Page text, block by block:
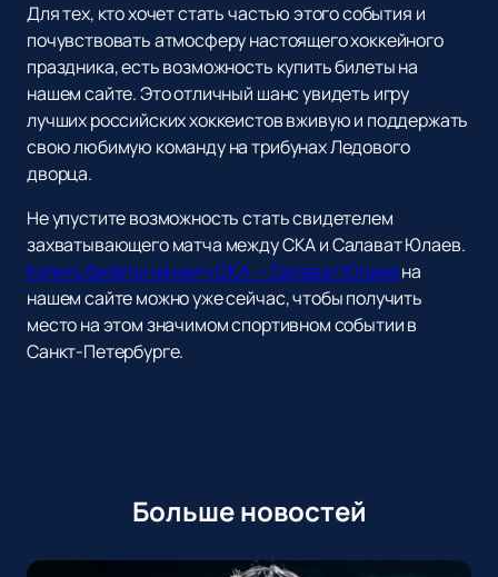
Для тех, кто хочет стать частью этого события и
почувствовать атмосферу настоящего хоккейного
праздника, есть возможность купить билеты на
нашем сайте. Это отличный шанс увидеть игру
лучших российских хоккеистов вживую и поддержать
свою любимую команду на трибунах Ледового
дворца.
Не упустите возможность стать свидетелем
захватывающего матча между СКА и Салават Юлаев.
Купить билеты на матч СКА — Салават Юлаевна
нашем сайте можно уже сейчас, чтобы получить
место на этом значимом спортивном событии в
Санкт-Петербурге.
Больше новостей